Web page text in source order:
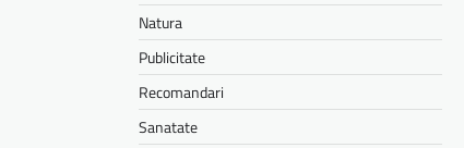
Natura
Publicitate
Recomandari
Sanatate